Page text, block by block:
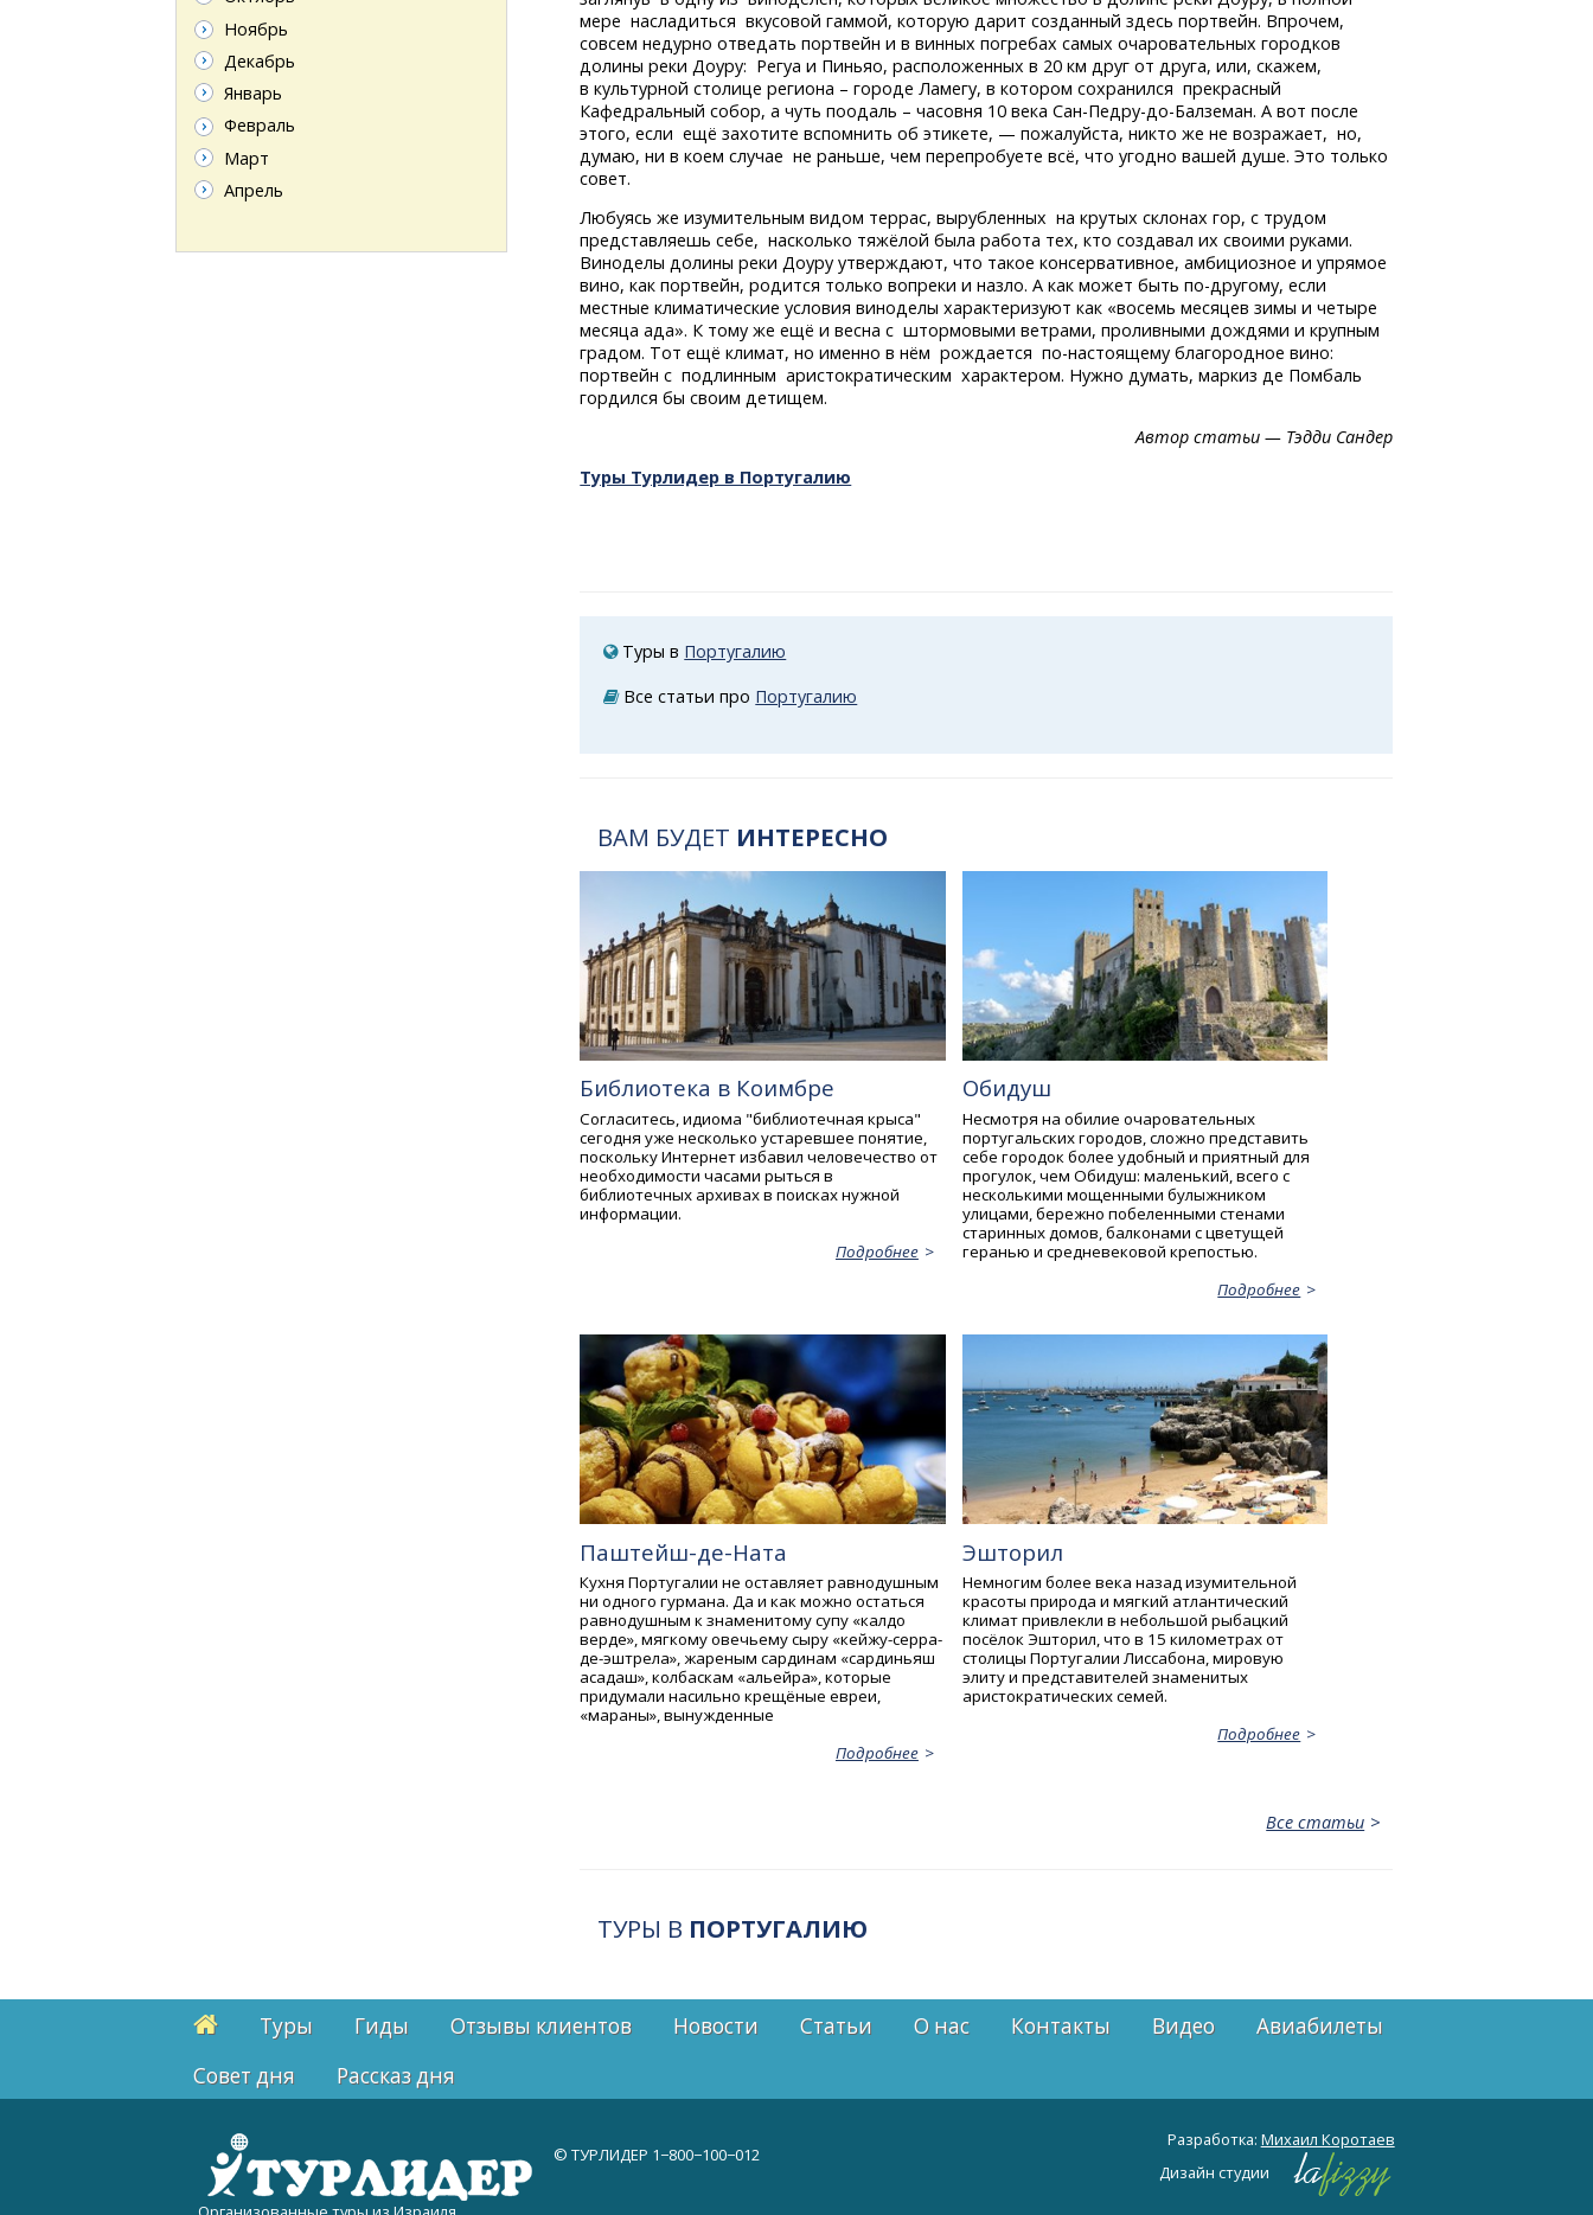
мере насладиться вкусовой гаммой, которую дарит созданный здесь портвейн. Впрочем,
совсем недурно отведать портвейн и в винных погребах самых очаровательных городков
долины реки Доуру: Регуа и Пиньяо, расположенных в 20 км друг от друга, или, скажем,
в культурной столице региона – городе Ламегу, в котором сохранился прекрасный
Кафедральный собор, а чуть поодаль – часовня 10 векаСан-Педру-до-Балземан. А вот после
этого, если ещё захотите вспомнить об этикете, — пожалуйста, никто же не возражает, но,
думаю, ни в коем случае не раньше, чем перепробуете всё, что угодно вашей душе. Это только
совет.
Любуясь же изумительным видом террас, вырубленных на крутых склонах гор, с трудом
представляешь себе, насколько тяжёлой была работа тех, кто создавал их своими руками.
Виноделы долины реки Доуру утверждают, что такое консервативное, амбициозное и упрямое
вино, как портвейн, родится только вопреки и назло. А как может бытьпо-другому, если
местные климатические условия виноделы характеризуют как «восемь месяцев зимы и четыре
месяца ада». К тому же ещё и весна с штормовыми ветрами, проливными дождями и крупным
градом. Тот ещё климат, но именно в нём рождаетсяпо-настоящему благородное вино:
портвейн с подлинным аристократическим характером. Нужно думать, маркиз де Помбаль
гордился бы своим детищем.
Автор статьи — Тэдди Сандер
Туры Турлидер в Португалию
Туры в Португалию
Все статьи про Португалию
ВАМ БУДЕТ ИНТЕРЕСНО
Библиотека в Коимбре
Согласитесь, идиома "библиотечная крыса"
сегодня уже несколько устаревшее понятие,
поскольку Интернет избавил человечество от
необходимости часами рыться в
библиотечных архивах в поисках нужной
информации.
Подробнее
Обидуш
Несмотря на обилие очаровательных
португальских городов, сложно представить
себе городок более удобный и приятный для
прогулок, чем Обидуш: маленький, всего с
несколькими мощенными булыжником
улицами, бережно побеленными стенами
старинных домов, балконами с цветущей
геранью и средневековой крепостью.
Подробнее
Паштейш-де-Ната
Кухня Португалии не оставляет равнодушным
ни одного гурмана. Да и как можно остаться
равнодушным к знаменитому супу «калдо
верде», мягкому овечьему сыру «кейжу-серра-
де-эштрела», жареным сардинам «сардиньяш
асадаш», колбаскам «альейра», которые
придумали насильно крещёные евреи,
«мараны», вынужденные
Подробнее
Эшторил
Немногим более века назад изумительной
красоты природа и мягкий атлантический
климат привлекли в небольшой рыбацкий
посёлок Эшторил, что в 15 километрах от
столицы Португалии Лиссабона, мировую
элиту и представителей знаменитых
аристократических семей.
Подробнее
Все статьи
ТУРЫ В ПОРТУГАЛИЮ
Ноябрь
Декабрь
Январь
Февраль
Март
Апрель
Туры Гиды Отзывы клиентов Новости Статьи О нас Контакты Видео
Авиабилеты
Cовет дня
Рассказ дня
© ТУРЛИДЕР 1−800−100−012
Разработка: Михаил Коротаев
Дизайн студии